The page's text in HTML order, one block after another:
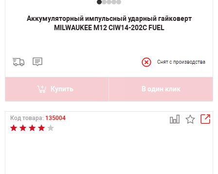
Аккумуляторный импульсный ударный гайковерт
MILWAUKEE M12 CIW14-202C FUEL
Купить В один клик
Код товара: 135004